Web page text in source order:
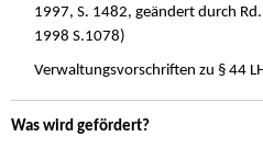
1997, S. 1482, geändert durch
1998 S.1078)
Verwaltungsvorschriften zu § 44
Was wird gefördert?